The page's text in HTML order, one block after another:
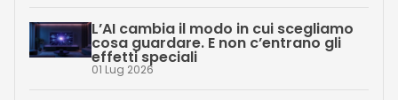
L’AI cambia il modo in cui scegliamo
cosa guardare. E non c’entrano gli
effetti speciali
01 Lug 2026